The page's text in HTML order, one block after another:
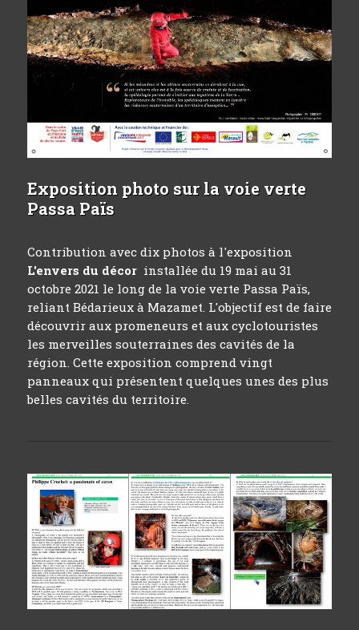
Exposition photo sur la voie verte
Passa Païs
Contribution avec dix photos à l'exposition
L'envers du décorinstallée du 19 mai au 31
octobre 2021 le long de la voie verte Passa Païs,
reliant Bédarieux à Mazamet. L'objectif est de faire
découvrir aux promeneurs et aux cyclotouristes
les merveilles souterraines des cavités de la
région. Cette exposition comprend vingt
panneaux qui présentent quelques unes des plus
belles cavités du territoire.